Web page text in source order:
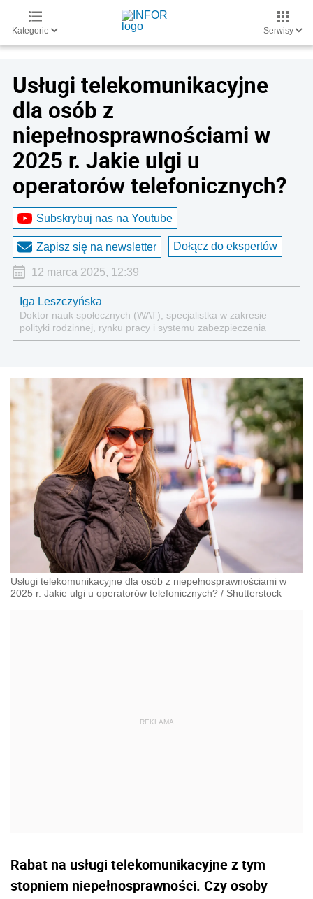
Kategorie Serwisy
Usługi telekomunikacyjne
dla osób z
niepełnosprawnościami w
2025 r. Jakie ulgi u
operatorów telefonicznych?
Subskrybuj nas na Youtube
Zapisz się na newsletter Dołącz do ekspertów
12 marca 2025, 12:39
Iga Leszczyńska
Doktor nauk społecznych (WAT), specjalistka w zakresie
polityki rodzinnej, rynku pracy i systemu zabezpieczenia
społecznego.
Usługi telekomunikacyjne dla osób z niepełnosprawnościami w
2025 r. Jakie ulgi u operatorów telefonicznych? / Shutterstock
Rabat na usługi telekomunikacyjne z tym
stopniem niepełnosprawności. Czy osoby